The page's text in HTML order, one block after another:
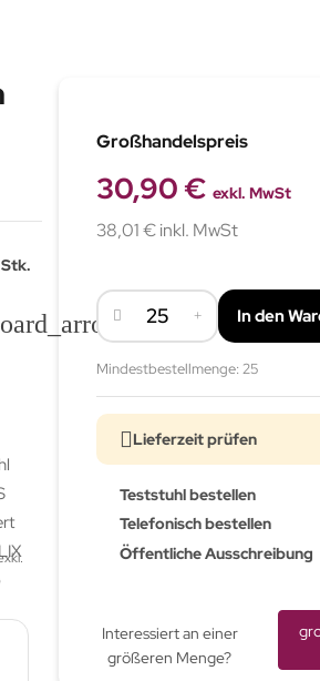
Stk.
Großhandelspreis
30,90 € exkl. MwSt
38,01 € inkl. MwSt
In den
Mindestbestellmenge: 25
Lieferzeit prüfen
Teststuhl bestellen
Telefonisch bestellen
Öffentliche Ausschreibung
Interessiert an einer
größeren Menge?